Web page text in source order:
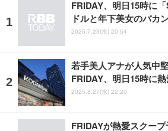
FRIDAY、明日15時に
ドルと年下美女のバカ
2025.7.23(水) 20:54
若手美人アナが人気中
FRIDAY、明日15時に
2025.8.27(水) 22:20
FRIDAYが熱愛スクー